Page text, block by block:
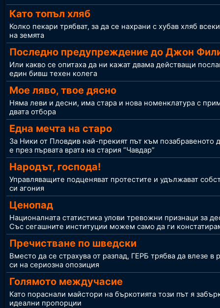
Като топъл хляб
Колко пекари трябват, за да се нахрани с хубав хляб
на земята
Последно предупреждение до Джон
Или какво се опитаха да ни кажат двама действащи
един бивш техен колега
Мое ляво, твое дясно
Няма леви и десни, има стара и нова номенклатура с
двата отбора
Една мечта на старо
За Ники от Пловдив най-прекият път към позабравеното
е през първата врата на стария “Чавдар”
Народът, господа!
Управляващите подценяват протестите и удължават
си агония
Ценопад
Националната статистика улови тревожни признаци за
Със сегашните институции можем само да ги
Пречистване по шведски
Вместо да се страхува от разпад, ГЕРБ трябва да влезе в
си на сериозна опозиция
Голямото междучасие
Като пораснали майстори на бъркотията този път я
идеални пропорции